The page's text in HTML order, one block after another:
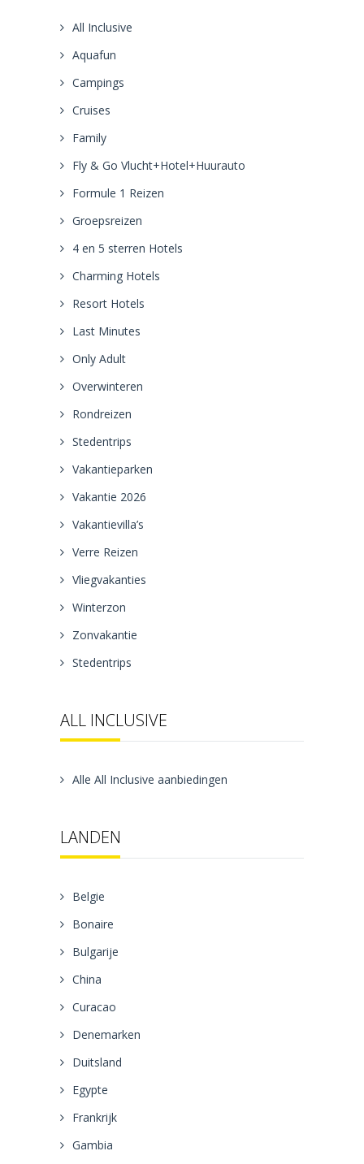
All Inclusive
Aquafun
Campings
Cruises
Family
Fly & Go Vlucht+Hotel+Huurauto
Formule 1 Reizen
Groepsreizen
4 en 5 sterren Hotels
Charming Hotels
Resort Hotels
Last Minutes
Only Adult
Overwinteren
Rondreizen
Stedentrips
Vakantieparken
Vakantie 2026
Vakantievilla’s
Verre Reizen
Vliegvakanties
Winterzon
Zonvakantie
Stedentrips
ALL INCLUSIVE
Alle All Inclusive aanbiedingen
LANDEN
Belgie
Bonaire
Bulgarije
China
Curacao
Denemarken
Duitsland
Egypte
Frankrijk
Gambia